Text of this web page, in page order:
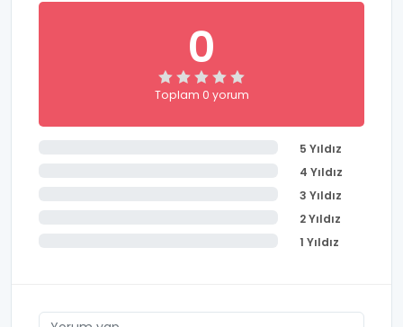
0
Toplam 0 yorum
5 Yıldız
4 Yıldız
3 Yıldız
2 Yıldız
1 Yıldız